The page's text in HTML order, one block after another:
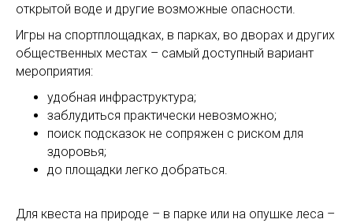
открытой воде и другие возможные опасности.
Игры на спортплощадках, в парках, во дворах и других
общественных местах – самый доступный вариант
мероприятия:
удобная инфраструктура;
заблудиться практически невозможно;
поиск подсказок не сопряжен с риском для
здоровья;
до площадки легко добраться.
Для квеста на природе – в парке или на опушке леса –